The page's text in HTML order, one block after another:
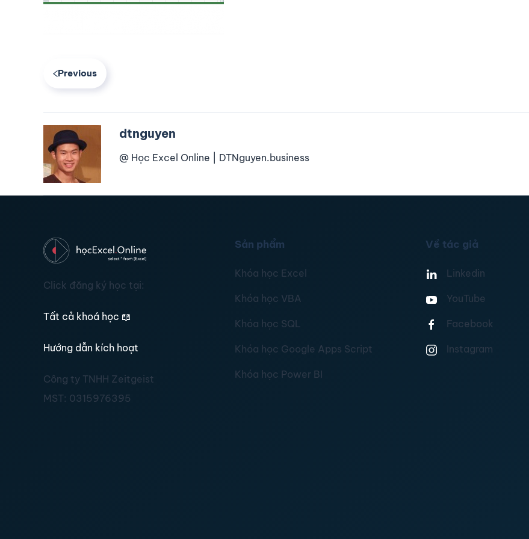
Previous
dtnguyen
@ Học Excel Online | DTNguyen.business
Click đăng ký học tại:
Tất cả khoá học 📖
Hướng dẫn kích hoạt
Công ty TNHH Zeitgeist
MST: 0315976395
Sản phẩm
Khóa học Excel
Khóa học VBA
Khóa học SQL
Khóa học Google Apps Script
Khóa học Power BI
Về tác giả
Linkedin
YouTube
Facebook
Instagram